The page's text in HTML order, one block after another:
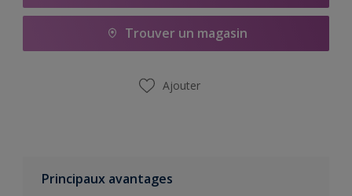
Trouver un magasin
Ajouter
Principaux avantages